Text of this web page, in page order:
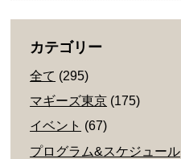
カテゴリー
全て (295)
マギーズ東京 (175)
イベント (67)
プログラム&スケジュール